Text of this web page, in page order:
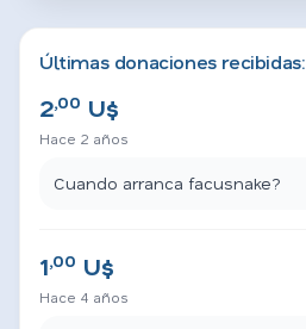
Últimas donaciones recibidas:
2,00 U$
Hace 2 años
Cuando arranca facusnake?
1,00 U$
Hace 4 años